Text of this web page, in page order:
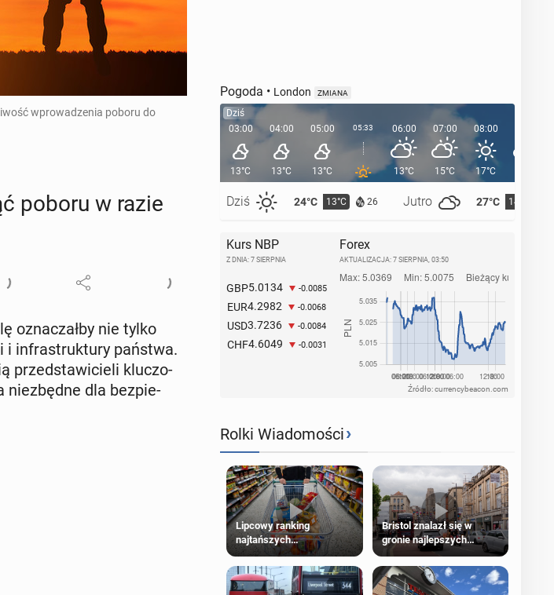
wprowadzenia poboru do
poboru w razie
ozna­czał­by nie tylko
i in­fra­struk­tu­ry państwa.
przed­sta­wi­cie­li klu­czo­
nie­zbęd­ne dla bez­pie­
Pogoda • London ZMIANA
Dziś
03:00
13°C
Dziś 24°C 13°C 26 Jutro 27°C 14°C
04:00
13°C
05:00
13°C
05:33 06:00
13°C
07:00
15°C
08:00
17°C
Kurs NBP
Z DNIA: 7 SIERPNIA
GBP5.0134 -0.0085
EUR4.2982 -0.0068
USD3.7236 -0.0084
CHF4.6049 -0.0031
Forex
AKTUALIZACJA: 7 SIERPNIA, 03:50
Źródło: currencybeacon.com
Rolki Wiadomości›
Lipcowy ranking
najtańszych
supermarketów
Bristol znalazł się w
gronie najlepszych
kierunków podróży na
świecie